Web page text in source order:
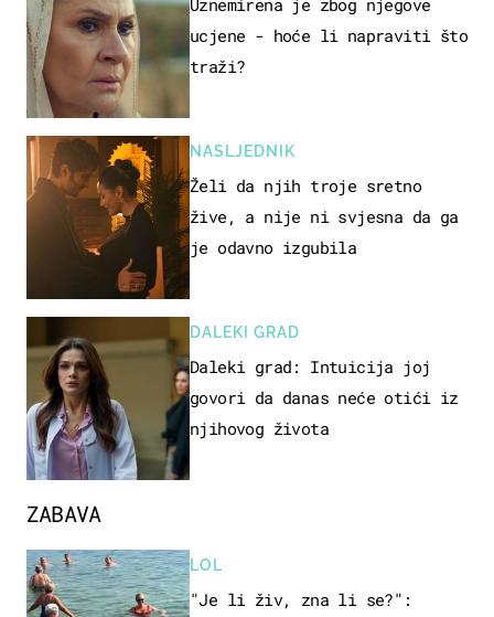
ZABAVA
LOL
"Je li živ, zna li se?":
ucjene - hoće li napraviti što
traži?
NASLJEDNIK
Želi da njih troje sretno
žive, a nije ni svjesna da ga
je odavno izgubila
DALEKI GRAD
Daleki grad: Intuicija joj
govori da danas neće otići iz
njihovog života